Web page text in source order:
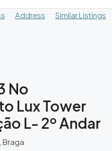
Address
Similar Listings
No
Lux Tower
L- 2º Andar
Braga